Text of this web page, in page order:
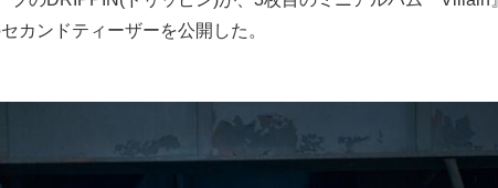
カンドティーザーを公開した。